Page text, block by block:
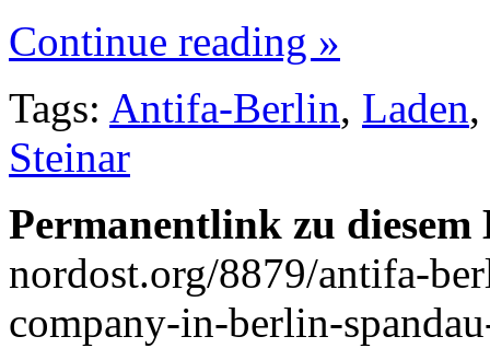
Continue reading »
Tags: Antifa-Berlin, Laden,
Steinar
Permanentlink zu
nordost.org/8879/antifa-
company-in-berlin-